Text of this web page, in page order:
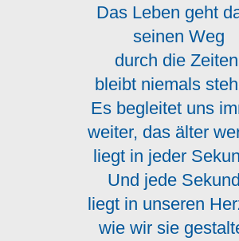
Das Leben geht
seinen Weg
durch die
bleibt niemals
Es begleitet uns
weiter, das älter
liegt in jeder
Und jede
liegt in unseren
wie wir sie